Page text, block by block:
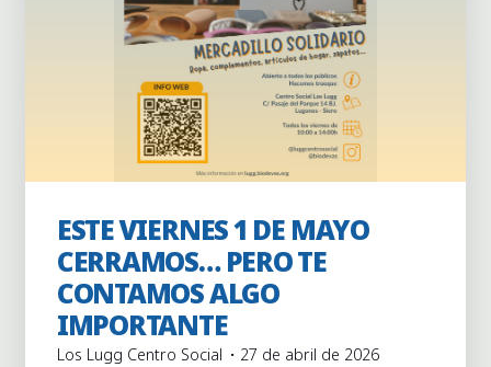
Centro Social los Lugg
ESTE VIERNES 1 DE MAYO
CERRAMOS… PERO TE
CONTAMOS ALGO
IMPORTANTE
Los Lugg Centro Social
27 de abril de 2026